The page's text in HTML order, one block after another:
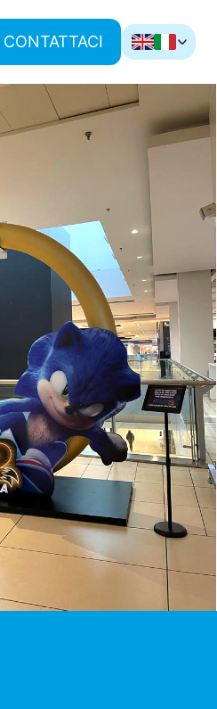
CONTATTACI